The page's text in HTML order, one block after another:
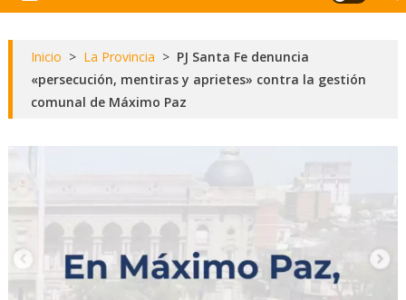
Inicio > La Provincia > PJ Santa Fe denuncia
«persecución, mentiras y aprietes» contra la gestión
comunal de Máximo Paz